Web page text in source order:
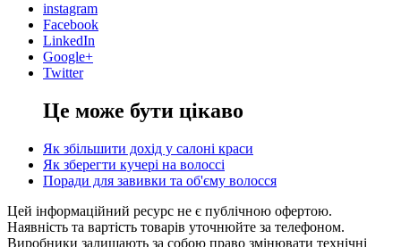
instagram
Facebook
LinkedIn
Google+
Twitter
Це може бути цікаво
Як збільшити дохід у салоні краси
Як зберегти кучері на волоссі
Поради для завивки та об'єму волосся
Цей інформаційний ресурс не є публічною офертою.
Наявність та вартість товарів уточнюйте за телефоном.
Виробники залишають за собою право змінювати технічні